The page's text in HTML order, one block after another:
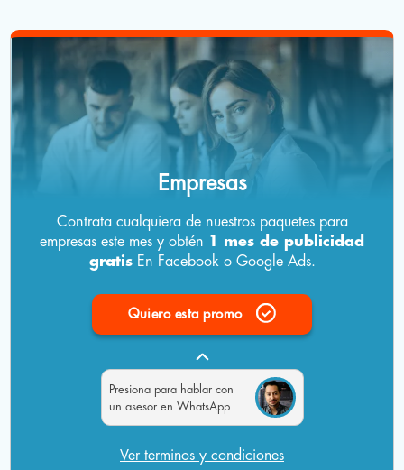
Empresas
Contrata cualquiera de nuestros paquetes para
empresas este mes y obtén 1 mes de publicidad
gratisEn Facebook o Google Ads.
Quiero esta promo
Presionapara hablar con
un asesor en WhatsApp
Ver terminos y condiciones